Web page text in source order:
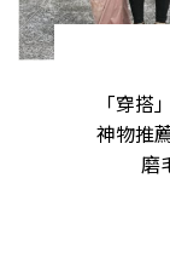
「穿
神物推
磨